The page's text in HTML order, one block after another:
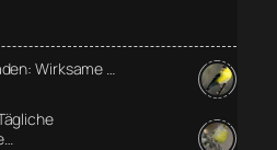
Wirksame …